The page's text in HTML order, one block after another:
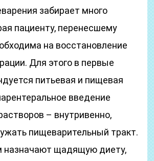
забирает много
пациенту, перенесшему
на восстановление
Для этого в первые
питьевая и пищевая
введение
– внутривенно,
пищеварительный тракт.
назначают щадящую диету,